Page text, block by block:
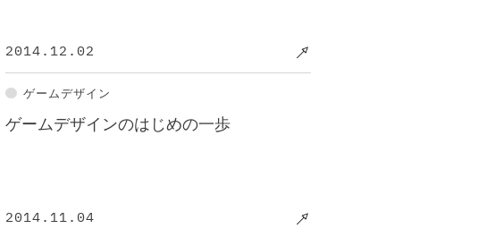
2014.12.02
ゲームデザイン
ゲームデザインのはじめの一歩
2014.11.04